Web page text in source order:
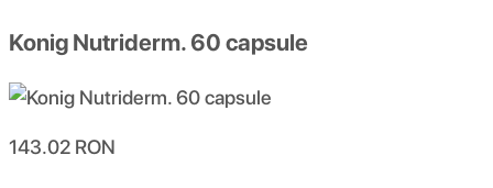
Konig Nutriderm. 60 capsule
143.02 RON